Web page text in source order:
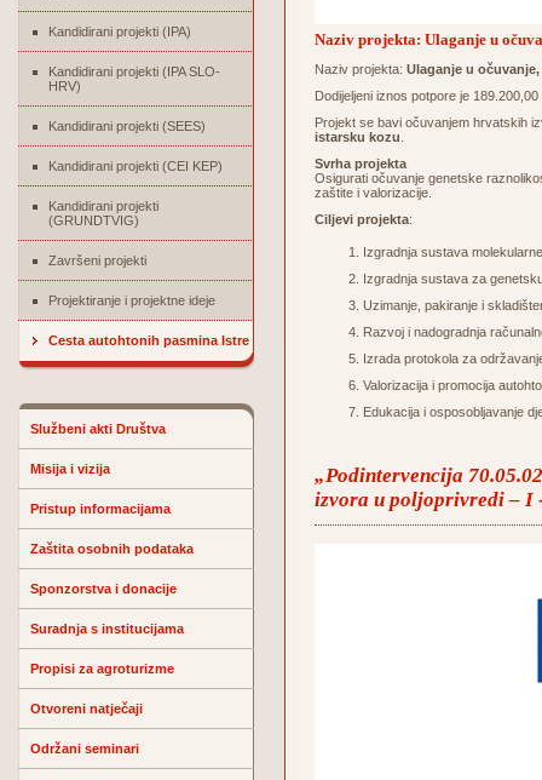
Kandidirani projekti (IPA)
Kandidirani projekti (IPA SLO-
HRV)
Kandidirani projekti (SEES)
Kandidirani projekti (CEI KEP)
Kandidirani projekti
(GRUNDTVIG)
Završeni projekti
Projektiranje i projektne ideje
Cesta autohtonih pasmina Istre
Službeni akti Društva
Misija i vizija
Pristup informacijama
Zaštita osobnih podataka
Sponzorstva i donacije
Suradnja s institucijama
Propisi za agroturizme
Otvoreni natječaji
Održani seminari
Naziv projekta: Ulaganje u
Naziv projekta: Ulaganje u
Dodijeljeni iznos potpore je 189.200,00
Projekt se bavi očuvanjem hrvatskih
istarsku kozu
Svrha projekta
Osigurati očuvanje genetske
zaštite i valorizacije.
Ciljevi projekta:
Izgradnja sustava
Izgradnja sustava za
Uzimanje, pakiranje i
Razvoj i nadogradnja
Izrada protokola za
Valorizacija i promocija
Edukacija i osposobljavanje
„Podintervencija
izvora u poljoprivredi – I